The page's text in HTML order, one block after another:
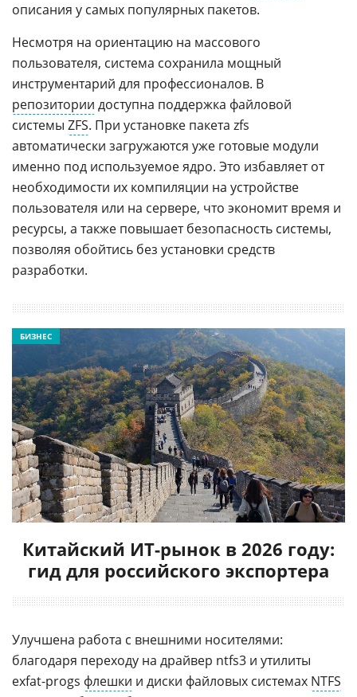
описания у самых популярных пакетов.
Несмотря на ориентацию на массового
пользователя, система сохранила мощный
инструментарий для профессионалов. В
репозитории доступна поддержка файловой
системы ZFS. При установке пакета zfs
автоматически загружаются уже готовые модули
именно под используемое ядро. Это избавляет от
необходимости их компиляции на устройстве
пользователя или на сервере, что экономит время и
ресурсы, а также повышает безопасность системы,
позволяя обойтись без установки средств
разработки.
Китайский ИТ-рынок в 2026 году:
гид для российского экспортера
БИЗНЕС
Улучшена работа с внешними носителями:
благодаря переходу на драйвер ntfs3 и утилиты
exfat-progs флешки и диски файловых системах NTFS